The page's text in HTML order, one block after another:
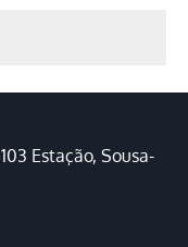
Estação, Sousa-